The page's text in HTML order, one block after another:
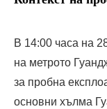
В 14:00 часа на
на метрото
за пробна
основни хълма